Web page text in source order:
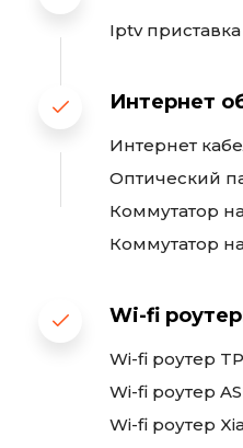
Iptv приставка
Интернет
Интернет
Оптический
Коммутатор
Коммутатор
Wi-fi
Wi-fi роутер
Wi-fi роутер
Wi-fi роутер